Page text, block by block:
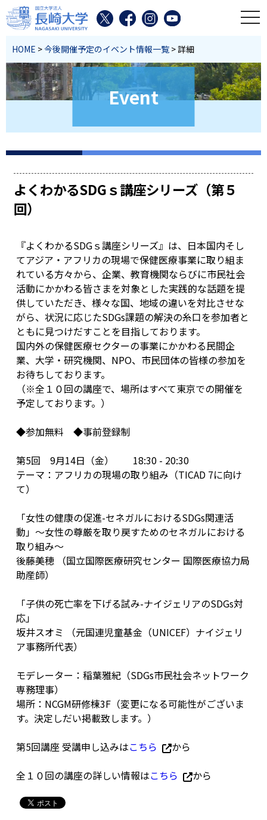
HOME >今後開催予定のイベント情報一覧 > 詳細
Event
よくわかるSDGｓ講座シリーズ（第５
回）
『よくわかるSDGｓ講座シリーズ』は、日本国内そし
てアジア・アフリカの現場で保健医療事業に取り組ま
れている方々から、企業、教育機関ならびに市民社会
活動にかかわる皆さまを対象とした実践的な話題を提
供していただき、様々な国、地域の違いを対比させな
がら、状況に応じたSDGs課題の解決の糸口を参加者と
ともに見つけだすことを目指しております。
国内外の保健医療セクターの事業にかかわる民間企
業、大学・研究機関、NPO、市民団体の皆様の参加を
お待ちしております。
（※全１０回の講座で、場所はすべて東京での開催を
予定しております。）
◆参加無料 ◆事前登録制
第5回 9月14日（金） 18:30 - 20:30
テーマ：アフリカの現場の取り組み（TICAD 7に向け
て）
「女性の健康の促進-セネガルにおけるSDGs関連活
動」〜女性の尊厳を取り戻すためのセネガルにおける
取り組み〜
後藤美穂 （国立国際医療研究センター 国際医療協力局
助産師）
「子供の死亡率を下げる試み-ナイジェリアのSDGs対
応」
坂井スオミ （元国連児童基金（UNICEF）ナイジェリ
ア事務所代表）
モデレーター：稲葉雅紀（SDGs市民社会ネットワーク
専務理事）
場所：NCGM研修棟3F（変更になる可能性がございま
す。決定しだい掲載致します。）
第5回講座 受講申し込みはこちら
から
全１０回の講座の詳しい情報はこちら から